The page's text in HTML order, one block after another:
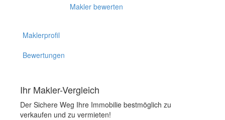
Makler bewerten
Maklerprofil
Bewertungen
Ihr Makler-Vergleich
Der Sichere Weg Ihre Immobilie bestmöglich zu
verkaufen und zu vermieten!